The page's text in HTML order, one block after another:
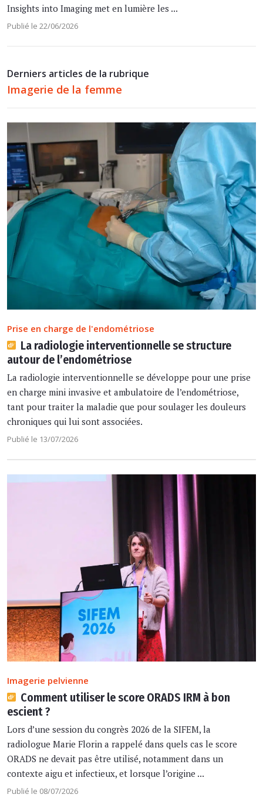
Insights into Imaging met en lumière les ...
Publié le 22/06/2026
Derniers articles de la rubrique
Imagerie de la femme
Prise en charge de l'endométriose
La radiologie interventionnelle se structure
autour de l’endométriose
La radiologie interventionnelle se développe pour une prise
en charge mini invasive et ambulatoire de l’endométriose,
tant pour traiter la maladie que pour soulager les douleurs
chroniques qui lui sont associées.
Publié le 13/07/2026
Imagerie pelvienne
Comment utiliser le score ORADS IRM à bon
escient ?
Lors d’une session du congrès 2026 de la SIFEM, la
radiologue Marie Florin a rappelé dans quels cas le score
ORADS ne devait pas être utilisé, notamment dans un
contexte aigu et infectieux, et lorsque l’origine ...
Publié le 08/07/2026